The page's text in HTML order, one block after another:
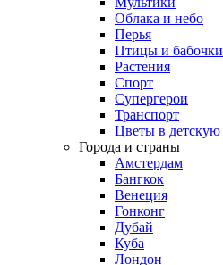
Облака и небо
Перья
Птицы и бабочки
Растения
Спорт
Супергерои
Транспорт
Цветы в детскую
Города и страны
Амстердам
Бангкок
Венеция
Гонконг
Дубай
Куба
Лондон